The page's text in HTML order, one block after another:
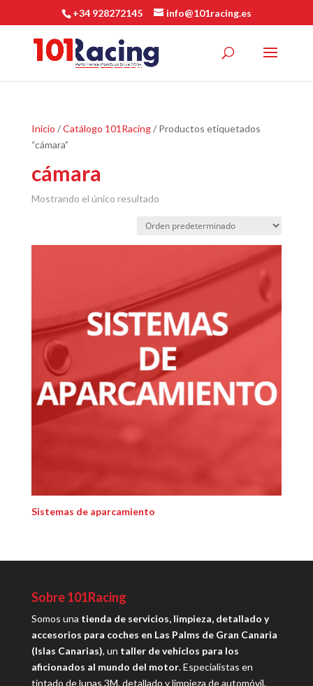
+34 928272145 info@101racing.es
Inicio /Catálogo 101Racing/ Productos etiquetados
“cámara”
cámara
Mostrando el único resultado
Sistemas de aparcamiento
Sobre 101Racing
Somos una tienda de servicios, limpieza, detallado y
accesorios para coches en Las Palms de Gran Canaria
(Islas Canarias), un taller de vehíclos para los
aficionados al mundo del motor. Especialistas en
tintado de lunas 3M, detallado y limpieza de automóvil,